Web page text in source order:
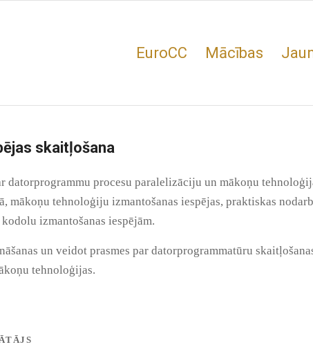
EuroCC Mācības
skaitļošana
datorprogrammu procesu paralelizāciju un mākoņu
mākoņu tehnoloģiju izmantošanas iespējas, praktiskas
izmantošanas iespējām.
un veidot prasmes par datorprogrammatūru
tehnoloģijas.